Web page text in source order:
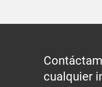
cualquier